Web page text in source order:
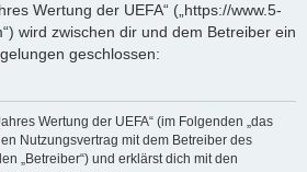
Wertung der UEFA“ („https://www.5-
wird zwischen dir und dem Betreiber ein
geschlossen:
Wertung der UEFA“ (im Folgenden „das
Nutzungsvertrag mit dem Betreiber des
„Betreiber“) und erklärst dich mit den